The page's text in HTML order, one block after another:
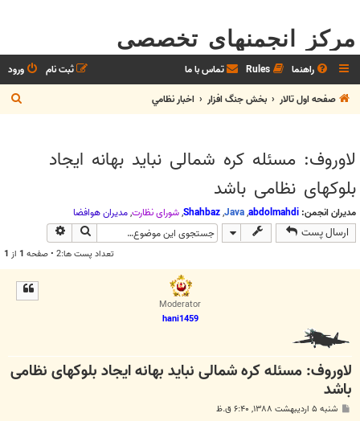
مرکز انجمنهای تخصصی
راهنما Rules تماس با ما ورود
ثبت نام
صفحه اول تالار
بخش جنگ افزار اخبار نظامي
س
لاوروف: مسئله کره شمالی نباید بهانه ایجاد
بلوکهای نظامی باشد
مدیران انجمن: abdolmahdi
,
Java
,
Shahbaz
,شوراي نظارت,مديران هوافضا
ارسال پست جستجو
تعداد پست ها:2 • صفحه 1 از 1
Moderator
hani1459
لاوروف: مسئله کره شمالی نباید بهانه ایجاد بلوکهای نظامی
باشد
شنبه ۵ اردیبهشت ۱۳۸۸, ۶:۴۰ ق.ظ